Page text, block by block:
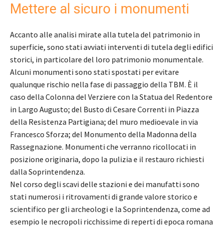
Mettere al sicuro i monumenti
Accanto alle analisi mirate alla tutela del patrimonio in
superficie, sono stati avviati interventi di tutela degli edifici
storici, in particolare del loro patrimonio monumentale.
Alcuni monumenti sono stati spostati per evitare
qualunque rischio nella fase di passaggio della TBM. È il
caso della Colonna del Verziere con la Statua del Redentore
in Largo Augusto; del Busto di Cesare Correnti in Piazza
della Resistenza Partigiana; del muro medioevale in via
Francesco Sforza; del Monumento della Madonna della
Rassegnazione. Monumenti che verranno ricollocati in
posizione originaria, dopo la pulizia e il restauro richiesti
dalla Soprintendenza.
Nel corso degli scavi delle stazioni e dei manufatti sono
stati numerosi i ritrovamenti di grande valore storico e
scientifico per gli archeologi e la Soprintendenza, come ad
esempio le necropoli ricchissime di reperti di epoca romana